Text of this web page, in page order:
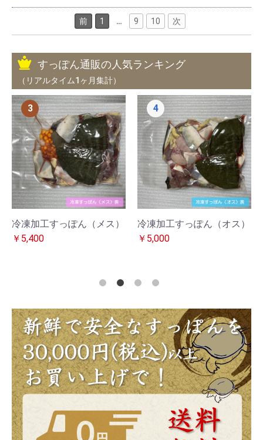
前 1 … 9 10 次
すっぽん通販の人気ランキング
（リアルタイム1ヶ月集計）
冷凍加工すっぽん（メス）
￥5,400
3
冷凍加工すっぽん（オス）
￥5,000
4